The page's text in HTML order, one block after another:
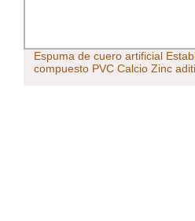
cuero artificial Estabilizador
PVC Calcio Zinc aditivo